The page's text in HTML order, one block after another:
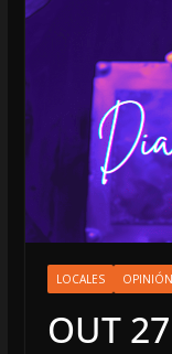
LOCALES OPINIÓN
OUT 27